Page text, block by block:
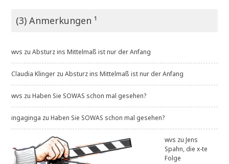
(3) Anmerkungen ¹
wvs zuAbsturz ins Mittelmaß ist nur der Anfang
Claudia Klinger zuAbsturz ins Mittelmaß ist nur der Anfang
wvs zuHaben Sie SOWAS schon mal gesehen?
ingaginga zuHaben Sie SOWAS schon mal gesehen?
wvs zuJens
Spahn, die x-te
Folge